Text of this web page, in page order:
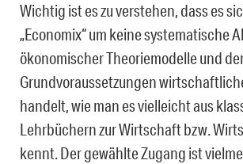
Wichtig ist es zu verstehen, dass es
„Economix“ um keine systematische
ökonomischer Theoriemodelle und
Grundvoraussetzungen
handelt, wie man es vielleicht aus
Lehrbüchern zur Wirtschaft bzw.
kennt. Der gewählte Zugang ist